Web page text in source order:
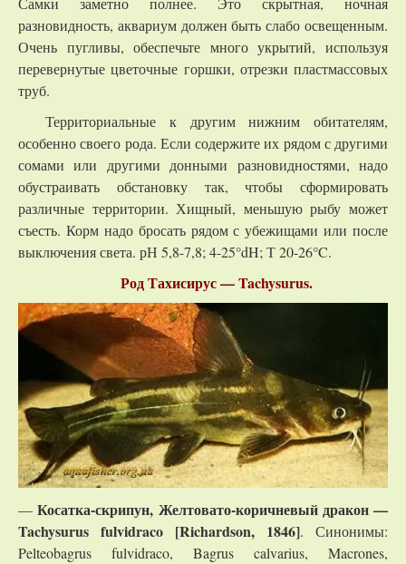
разновидность, аквариум должен быть слабо освещенным.
Очень пугливы, обеспечьте много укрытий, используя
перевернутые цветочные горшки, отрезки пластмассовых
труб.
Территориальные к другим нижним обитателям,
особенно своего рода. Если содержите их рядом с другими
сомами или другими донными разновидностями, надо
обустраивать обстановку так, чтобы сформировать
различные территории. Хищный, меньшую рыбу может
съесть. Корм надо бросать рядом с убежищами или после
выключения света. рН 5,8-7,8; 4-25°dH; Т 20-26°C.
Род Тахисирус — Tachysurus.
—Косатка-скрипун, Желтовато-коричневый дракон —
Tachysurus fulvidraco [Richardson, 1846]. Синонимы:
Pelteobagrus fulvidraco, Bagrus calvarius, Macrones,